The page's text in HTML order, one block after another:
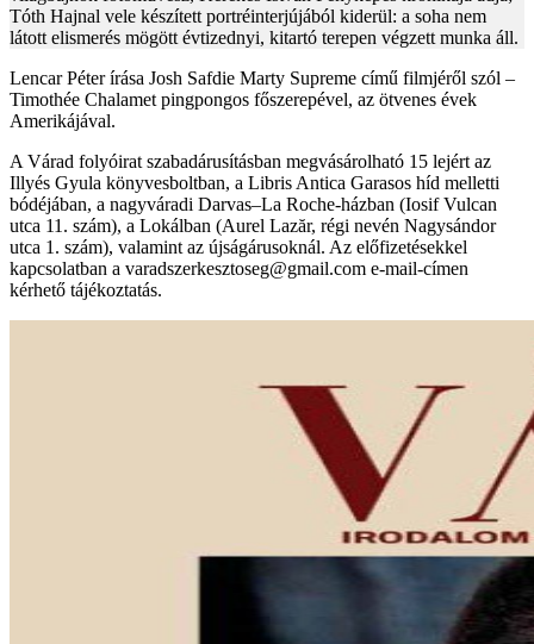
Tóth Hajnal vele készített portréinterjújából kiderül: a soha nem
látott elismerés mögött évtizednyi, kitartó terepen végzett munka áll.
Lencar Péter írása Josh Safdie Marty Supreme című filmjéről szól –
Timothée Chalamet pingpongos főszerepével, az ötvenes évek
Amerikájával.
A Várad folyóirat szabadárusításban megvásárolható 15 lejért az
Illyés Gyula könyvesboltban, a Libris Antica Garasos híd melletti
bódéjában, a nagyváradi Darvas–La Roche-házban (Iosif Vulcan
utca 11. szám), a Lokálban (Aurel Lazăr, régi nevén Nagysándor
utca 1. szám), valamint az újságárusoknál. Az előfizetésekkel
kapcsolatban a varadszerkesztoseg@gmail.com e-mail-címen
kérhető tájékoztatás.